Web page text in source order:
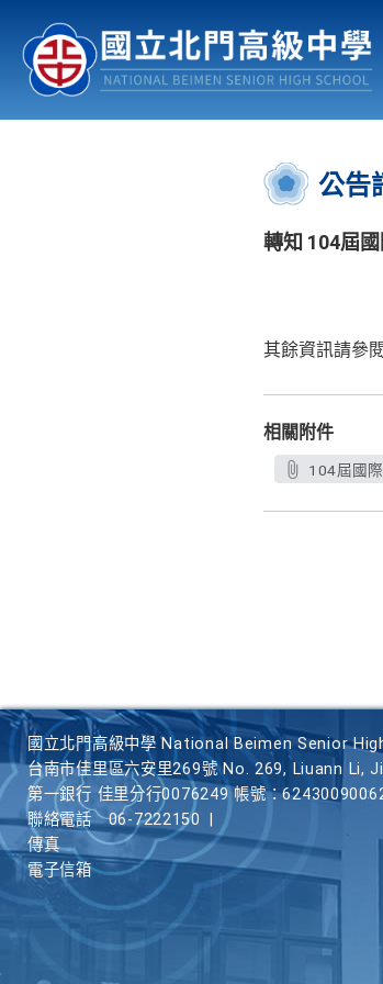
認識北中 行事曆
:::
公告
轉知 104屆
其餘資訊請參
相關附件
104屆國
國立北門高級中學 National Beimen Senior
台南市佳里區六安里269號 No. 269, Liuann Li,
第一銀行 佳里分行0076249 帳號：
聯絡電話
06-7222150
傳真
電子信箱